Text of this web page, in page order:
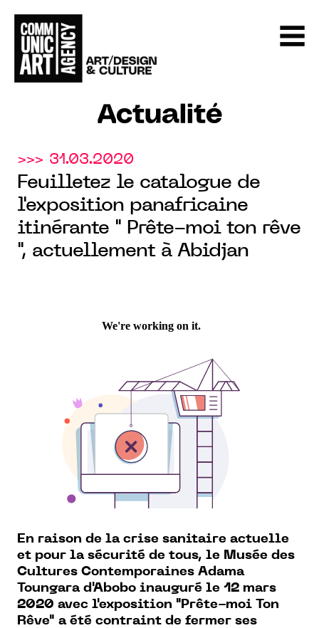
Actualité
>>> 31.03.2020
Feuilletez le catalogue de
l'exposition panafricaine
itinérante " Prête-moi ton rêve
", actuellement à Abidjan
En raison de la crise sanitaire actuelle
et pour la sécurité de tous, le Musée des
Cultures Contemporaines Adama
Toungara d'Abobo inauguré le 12 mars
2020 avec l'exposition "Prête-moi Ton
Rêve" a été contraint de fermer ses